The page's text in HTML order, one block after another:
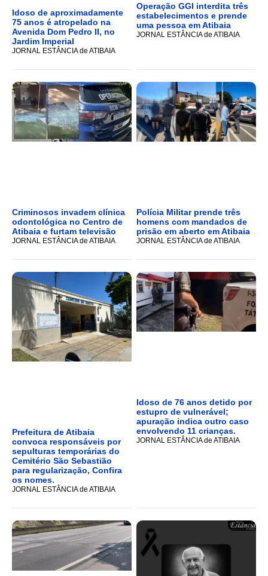
Idoso de aproximadamente
75 anos é atropelado na
Avenida Dom Pedro II, no
Jardim Imperial
JORNAL ESTÂNCIA de ATIBAIA
Operação GGI interdita três
estabelecimentos e prende
uma pessoa em Atibaia
JORNAL ESTÂNCIA de ATIBAIA
Criminosos invadem clínica
odontológica no Centro de
Atibaia e furtam televisão
JORNAL ESTÂNCIA de ATIBAIA
Polícia Militar prende três
homens com mandados de
prisão em aberto em Atibaia
JORNAL ESTÂNCIA de ATIBAIA
Prefeitura de Atibaia
convoca responsáveis por
sepulturas temporárias do
Cemitério São Sebastião
para regularização, Confira
os nomes.
JORNAL ESTÂNCIA de ATIBAIA
Idoso de 76 anos detido por
estupro de vulnerável;
apuração indica outro caso
envolvendo 11 crianças.
JORNAL ESTÂNCIA de ATIBAIA